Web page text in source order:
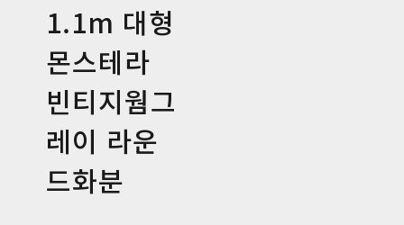
1.1m 대형
몬스테라
빈티지웜그
레이 라운
드화분